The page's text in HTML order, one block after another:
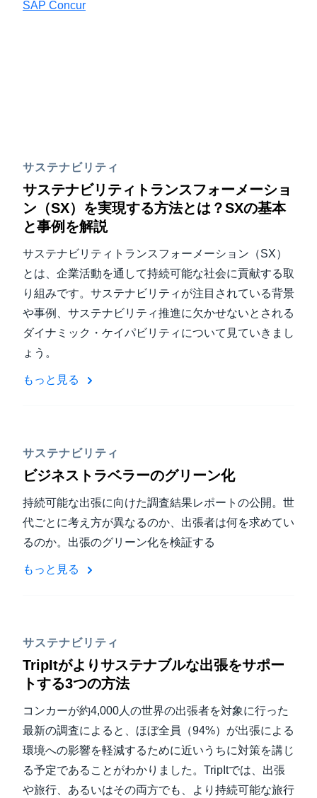
SAP Concur
サステナビリティ
サステナビリティトランスフォーメーショ
ン（SX）を実現する方法とは？SXの基本
と事例を解説
サステナビリティトランスフォーメーション（SX）
とは、企業活動を通して持続可能な社会に貢献する取
り組みです。サステナビリティが注目されている背景
や事例、サステナビリティ推進に欠かせないとされる
ダイナミック・ケイパビリティについて見ていきまし
ょう。
もっと見る
サステナビリティ
ビジネストラベラーのグリーン化
持続可能な出張に向けた調査結果レポートの公開。世
代ごとに考え方が異なるのか、出張者は何を求めてい
るのか。出張のグリーン化を検証する
もっと見る
サステナビリティ
TripItがよりサステナブルな出張をサポー
トする3つの方法
コンカーが約4,000人の世界の出張者を対象に行った
最新の調査によると、ほぼ全員（94%）が出張による
環境への影響を軽減するために近いうちに対策を講じ
る予定であることがわかりました。TripItでは、出張
や旅行、あるいはその両方でも、より持続可能な旅行